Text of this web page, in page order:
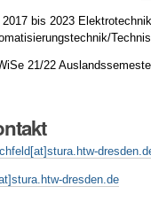
2017 bis 2023
21/22
[at]stura.htw-
dresden.de